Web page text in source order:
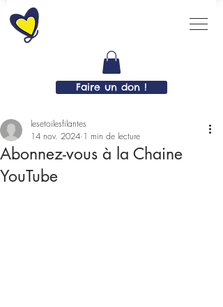
Faire un don !
Abonnez-vous à la Chaine
YouTube
lesetoilesfilantes
14 nov. 2024 1 min de lecture